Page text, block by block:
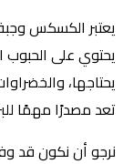
يعتبر الكسكس
يحتوي على الحبوب
يحتاجها،
تعد مصدرًا مهمًا